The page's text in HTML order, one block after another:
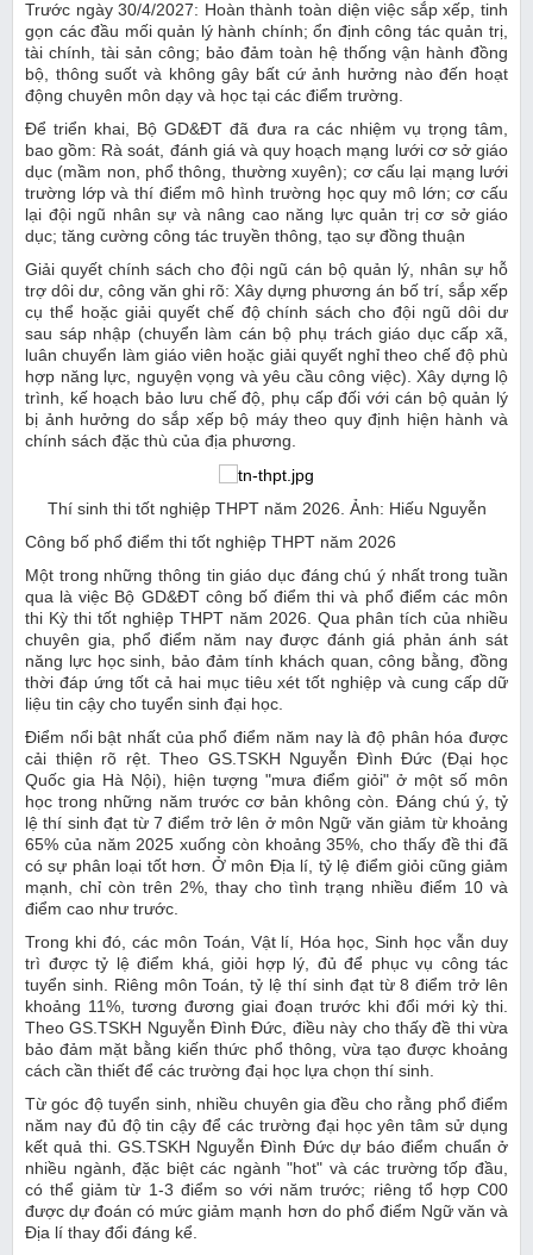
Trước ngày 30/4/2027: Hoàn thành toàn diện việc sắp xếp, tinh
gọn các đầu mối quản lý hành chính; ổn định công tác quản trị,
tài chính, tài sản công; bảo đảm toàn hệ thống vận hành đồng
bộ, thông suốt và không gây bất cứ ảnh hưởng nào đến hoạt
động chuyên môn dạy và học tại các điểm trường.
Để triển khai, Bộ GD&ĐT đã đưa ra các nhiệm vụ trọng tâm,
bao gồm: Rà soát, đánh giá và quy hoạch mạng lưới cơ sở giáo
dục (mầm non, phổ thông, thường xuyên); cơ cấu lại mạng lưới
trường lớp và thí điểm mô hình trường học quy mô lớn; cơ cấu
lại đội ngũ nhân sự và nâng cao năng lực quản trị cơ sở giáo
dục; tăng cường công tác truyền thông, tạo sự đồng thuận
Giải quyết chính sách cho đội ngũ cán bộ quản lý, nhân sự hỗ
trợ dôi dư, công văn ghi rõ: Xây dựng phương án bố trí, sắp xếp
cụ thể hoặc giải quyết chế độ chính sách cho đội ngũ dôi dư
sau sáp nhập (chuyển làm cán bộ phụ trách giáo dục cấp xã,
luân chuyển làm giáo viên hoặc giải quyết nghỉ theo chế độ phù
hợp năng lực, nguyện vọng và yêu cầu công việc). Xây dựng lộ
trình, kế hoạch bảo lưu chế độ, phụ cấp đối với cán bộ quản lý
bị ảnh hưởng do sắp xếp bộ máy theo quy định hiện hành và
chính sách đặc thù của địa phương.
Thí sinh thi tốt nghiệp THPT năm 2026. Ảnh: Hiếu Nguyễn
Công bố phổ điểm thi tốt nghiệp THPT năm 2026
Một trong những thông tin giáo dục đáng chú ý nhất trong tuần
qua là việc Bộ GD&ĐT công bố điểm thi và phổ điểm các môn
thi Kỳ thi tốt nghiệp THPT năm 2026. Qua phân tích của nhiều
chuyên gia, phổ điểm năm nay được đánh giá phản ánh sát
năng lực học sinh, bảo đảm tính khách quan, công bằng, đồng
thời đáp ứng tốt cả hai mục tiêu xét tốt nghiệp và cung cấp dữ
liệu tin cậy cho tuyển sinh đại học.
Điểm nổi bật nhất của phổ điểm năm nay là độ phân hóa được
cải thiện rõ rệt. Theo GS.TSKH Nguyễn Đình Đức (Đại học
Quốc gia Hà Nội), hiện tượng "mưa điểm giỏi" ở một số môn
học trong những năm trước cơ bản không còn. Đáng chú ý, tỷ
lệ thí sinh đạt từ 7 điểm trở lên ở môn Ngữ văn giảm từ khoảng
65% của năm 2025 xuống còn khoảng 35%, cho thấy đề thi đã
có sự phân loại tốt hơn. Ở môn Địa lí, tỷ lệ điểm giỏi cũng giảm
mạnh, chỉ còn trên 2%, thay cho tình trạng nhiều điểm 10 và
điểm cao như trước.
Trong khi đó, các môn Toán, Vật lí, Hóa học, Sinh học vẫn duy
trì được tỷ lệ điểm khá, giỏi hợp lý, đủ để phục vụ công tác
tuyển sinh. Riêng môn Toán, tỷ lệ thí sinh đạt từ 8 điểm trở lên
khoảng 11%, tương đương giai đoạn trước khi đổi mới kỳ thi.
Theo GS.TSKH Nguyễn Đình Đức, điều này cho thấy đề thi vừa
bảo đảm mặt bằng kiến thức phổ thông, vừa tạo được khoảng
cách cần thiết để các trường đại học lựa chọn thí sinh.
Từ góc độ tuyển sinh, nhiều chuyên gia đều cho rằng phổ điểm
năm nay đủ độ tin cậy để các trường đại học yên tâm sử dụng
kết quả thi. GS.TSKH Nguyễn Đình Đức dự báo điểm chuẩn ở
nhiều ngành, đặc biệt các ngành "hot" và các trường tốp đầu,
có thể giảm từ 1-3 điểm so với năm trước; riêng tổ hợp C00
được dự đoán có mức giảm mạnh hơn do phổ điểm Ngữ văn và
Địa lí thay đổi đáng kể.